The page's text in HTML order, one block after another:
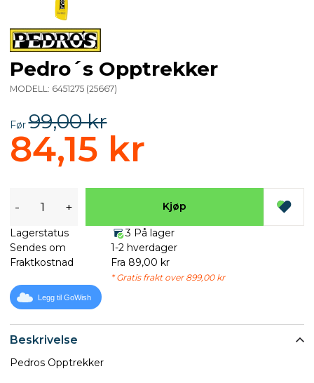
Beskrivelse
Pedros Opptrekker
Pedro´s Opptrekker
MODELL: 6451275 (25667)
Før99,00 kr
84,15 kr
- + Kjøp
Lagerstatus
3 På lager
Sendes om
1-2 hverdager
Fraktkostnad
Fra 89,00 kr
* Gratis frakt over 899,00 kr
Legg til GoWish